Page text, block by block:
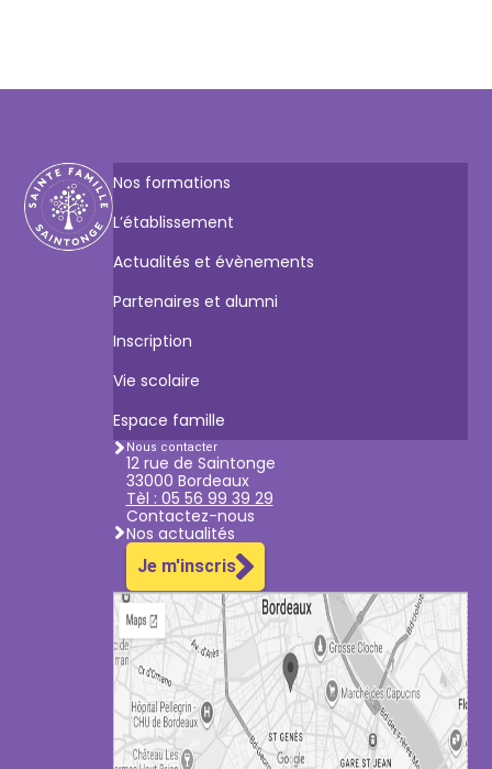
Nos formations
L’établissement
Actualités et évènements
Partenaires et alumni
Inscription
Vie scolaire
Espace famille
Nous contacter
12 rue de Saintonge
33000 Bordeaux
Tèl : 05 56 99 39 29
Contactez-nous
Nos actualités
Je m'inscris